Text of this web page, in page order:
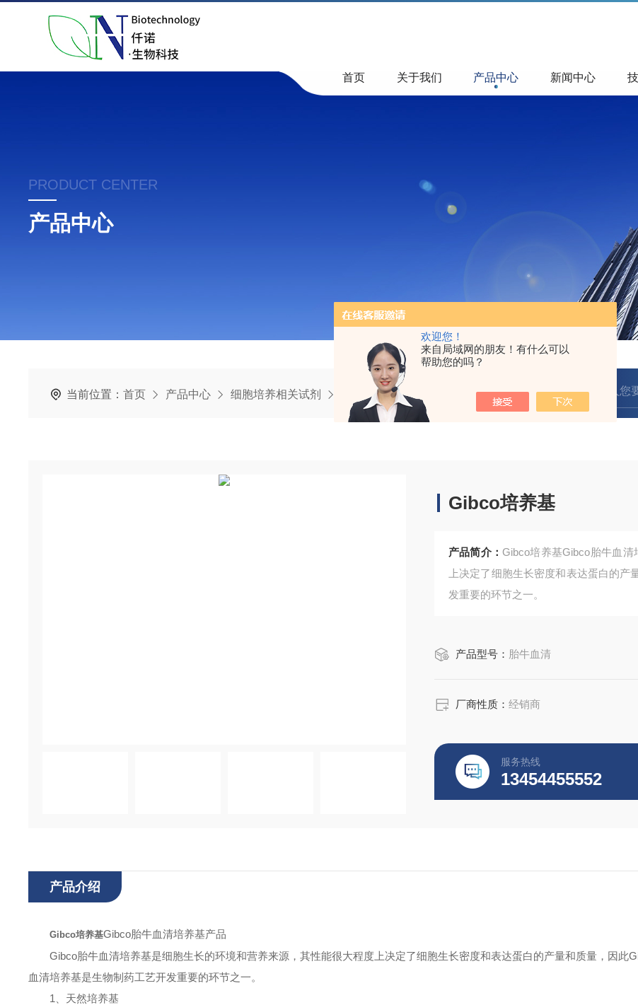
欢迎您！
来自局域网的朋友！有什么可以
帮助您的吗？
首页 关于我们 产品中心 新闻中心
PRODUCT CENTER
产品中心
当前位置： 首页 产品中心 细胞培养相关试剂 GIBCO培养基 胎牛血清Gibco培养基
Gibco培养基
产品简介： Gibco培养基Gibco胎牛血
上决定了细胞生长密度和表达蛋白的
发重要的环节之一。
产品型号： 胎牛血清
厂商性质：经销商
服务热线
13454455552
产品介绍
Gibco培养基Gibco胎牛血清培养基产品
Gibco胎牛血清培养基是细胞生长的环境和营养来源，其性能很大程度上决定了细胞生长密度和表达蛋白的产量和质量，因此
血清培养基是生物制药工艺开发重要的环节之一。
1、天然培养基